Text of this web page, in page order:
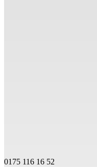
0175 116 16 52